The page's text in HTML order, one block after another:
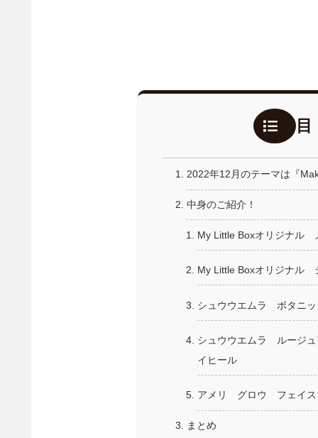
2022年12月のテーマは『
中身のご紹介！
My Little Boxオリジナル
My Little Boxオリジナル
シュウウエムラ ボタニ
シュウウエムラ ルージ
イヒール
アメリ グロウ フェイス
まとめ